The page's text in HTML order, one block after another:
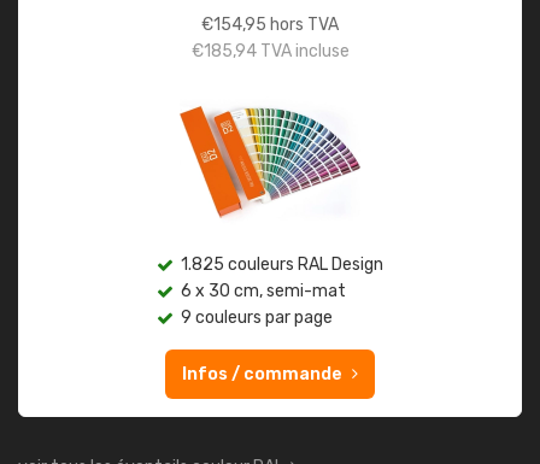
€154,95 hors TVA
€185,94TVA incluse
1.825 couleurs RAL Design
6 x 30 cm, semi-mat
9 couleurs par page
Infos / commande